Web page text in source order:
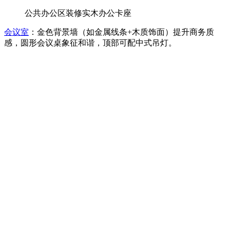
公共办公区装修实木办公卡座
会议室 ：金色背景墙（如金属线条+木质饰面）提升商务质
感，圆形会议桌象征和谐，顶部可配中式吊灯。